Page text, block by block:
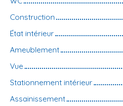
Construction
État intérieur
Ameublement
Vue
Stationnement intérieur
Assainissement